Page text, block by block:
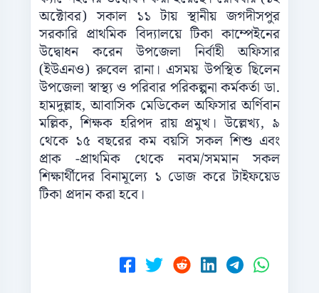
অক্টোবর) সকাল ১১ টায় স্থানীয় জগদীসপুর
সরকারি প্রাথমিক বিদ্যালয়ে টিকা কাম্পেইনের
উদ্বোধন করেন উপজেলা নির্বাহী অফিসার
(ইউএনও) রুবেল রানা। এসময় উপস্থিত ছিলেন
উপজেলা স্বাস্থ্য ও পরিবার পরিকল্পনা কর্মকর্তা ডা.
হামদুল্লাহ, আবাসিক মেডিকেল অফিসার অর্ণিবান
মল্লিক, শিক্ষক হরিপদ রায় প্রমুখ। উল্লেখ্য, ৯
থেকে ১৫ বছরের কম বয়সি সকল শিশু এবং
প্রাক -প্রাথমিক থেকে নবম/সমমান সকল
শিক্ষার্থীদের বিনামূল্যে ১ ডোজ করে টাইফয়েড
টিকা প্রদান করা হবে।